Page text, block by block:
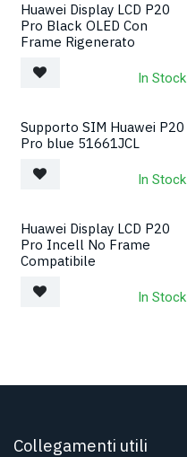
Huawei Display LCD P20
Pro Black OLED Con
Frame Rigenerato
In Stock
Supporto SIM Huawei P20
Pro blue 51661JCL
In Stock
Huawei Display LCD P20
Pro Incell No Frame
Compatibile
In Stock
Collegamenti utili